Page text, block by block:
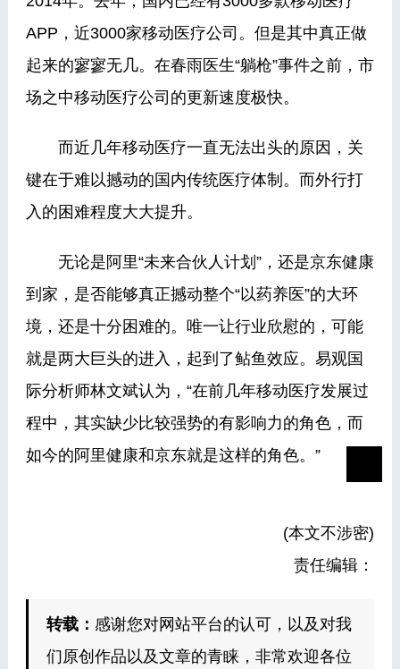
APP，近3000家移动医疗公司。但是其中真正做
起来的寥寥无几。在春雨医生“躺枪”事件之前，市
场之中移动医疗公司的更新速度极快。
而近几年移动医疗一直无法出头的原因，关
键在于难以撼动的国内传统医疗体制。而外行打
入的困难程度大大提升。
无论是阿里“未来合伙人计划”，还是京东健康
到家，是否能够真正撼动整个“以药养医”的大环
境，还是十分困难的。唯一让行业欣慰的，可能
就是两大巨头的进入，起到了鲇鱼效应。易观国
际分析师林文斌认为，“在前几年移动医疗发展过
程中，其实缺少比较强势的有影响力的角色，而
如今的阿里健康和京东就是这样的角色。”
(本文不涉密)
责任编辑：
转载： 感谢您对网站平台的认可，以及对我
们原创作品以及文章的青睐，非常欢迎各位